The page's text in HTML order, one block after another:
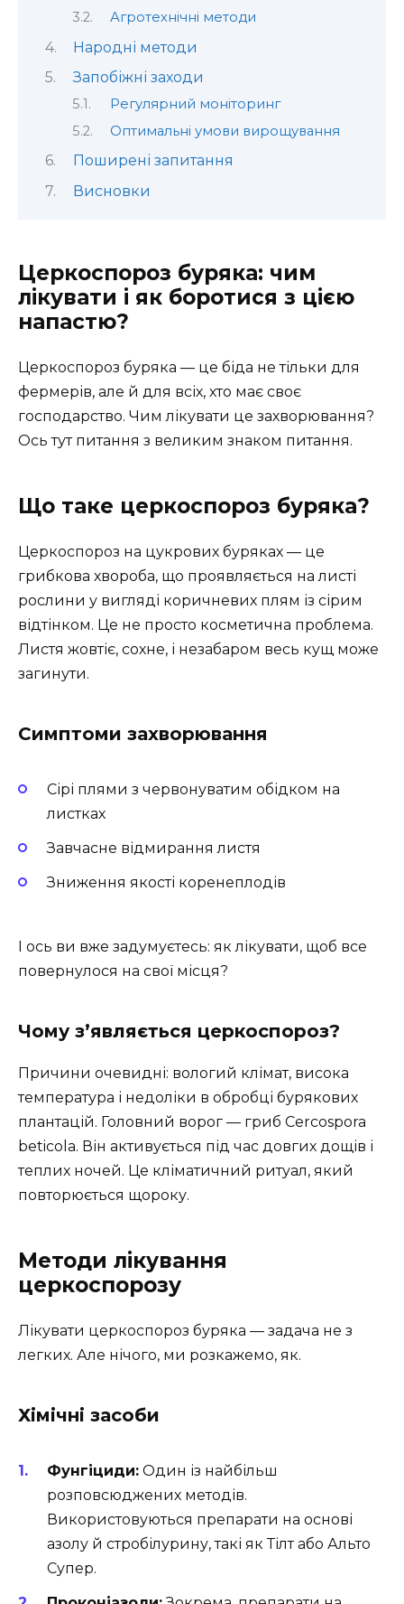
Агротехнічні методи
Народні методи
Запобіжні заходи
Регулярний моніторинг
Оптимальні умови вирощування
Поширені запитання
Висновки
Церкоспороз буряка: чим
лікувати і як боротися з цією
напастю?
Церкоспороз буряка — це біда не тільки для
фермерів, але й для всіх, хто має своє
господарство. Чим лікувати це захворювання?
Ось тут питання з великим знаком питання.
Що таке церкоспороз буряка?
Церкоспороз на цукрових буряках — це
грибкова хвороба, що проявляється на листі
рослини у вигляді коричневих плям із сірим
відтінком. Це не просто косметична проблема.
Листя жовтіє, сохне, і незабаром весь кущ може
загинути.
Симптоми захворювання
Сірі плями з червонуватим обідком на
листках
Завчасне відмирання листя
Зниження якості коренеплодів
І ось ви вже задумуєтесь: як лікувати, щоб все
повернулося на свої місця?
Чому з’являється церкоспороз?
Причини очевидні: вологий клімат, висока
температура і недоліки в обробці бурякових
плантацій. Головний ворог — гриб Cercospora
beticola. Він активується під час довгих дощів і
теплих ночей. Це кліматичний ритуал, який
повторюється щороку.
Методи лікування
церкоспорозу
Лікувати церкоспороз буряка — задача не з
легких. Але нічого, ми розкажемо, як.
Хімічні засоби
Фунгіциди: Один із найбільш
розповсюджених методів.
Використовуються препарати на основі
азолу й стробілурину, такі як Тілт або Альто
Супер.